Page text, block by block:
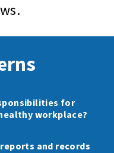
for
workplace?
and records